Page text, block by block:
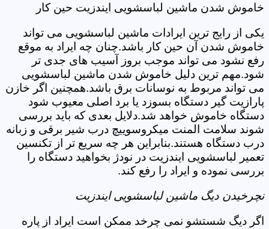
خاموش شدن ماشین لباسشویی ایندزیت حین کار
یکی از رایج ترین ایرادات ماشین لباسشویی می تواند
خاموش شدن آن حین کار باشد.چنان چه ایراد به موقع
رفع نشود می تواند موجب بروز آسیب های جدی تر
شود.مهم ترین دلیل خاموش شدن ماشین لباسشویی
می تواند مربوط به نوسانات برق باشد.همچنین اگر خازن
پارازیت گیر دستگاه بسوزد یا برد اصلی معیوب شود
دستگاه خاموش خواهد شد.دلایل بعدی که باید بررسی
شوند سلامت المنت میکروسوییچ درب شیر برقی و زبانه
درب دستگاه هستند.بنابراین هر چه سریع تر از تکنسین
تعمیر لباسشویی ایندزیت در نودژ بخواهید دستگاه را
بررسی نموده و ایراد را رفع کند.
نچرخیدن دیگ ماشین لباسشویی ایندزیت
اگر دیگ شستشو نمی چرخد ممکن است ایراد از پاره